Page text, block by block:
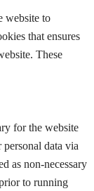
website to
that ensures
These
for the website
data via
as non-necessary
to running